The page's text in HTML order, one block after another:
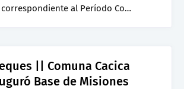
al Período Co…
|| Comuna Cacica
Base de Misiones